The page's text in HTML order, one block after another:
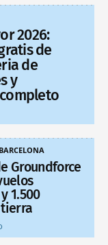
2026:
de
de
y
Groundforce
1.500